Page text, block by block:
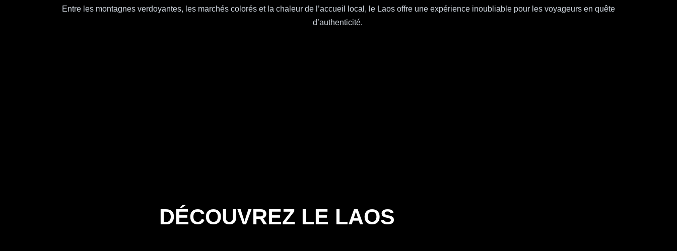
Entre les montagnes verdoyantes, les marchés colorés et la chaleur de l’accueil local, le Laos offre une expérience inoubliable pour les voyageurs en quête
d’authenticité.
DÉCOUVREZ LE LAOS